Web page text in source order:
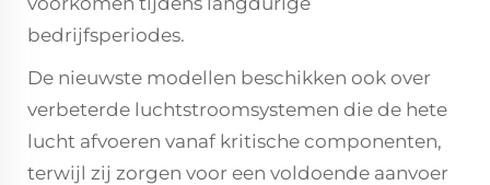
bedrijfsperiodes.
De nieuwste modellen beschikken ook over
verbeterde luchtstroomsystemen die de hete
lucht afvoeren vanaf kritische componenten,
terwijl zij zorgen voor een voldoende aanvoer